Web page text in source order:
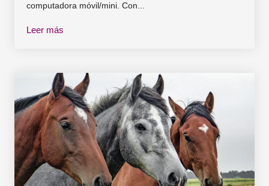
computadora móvil/mini. Con...
Leer más